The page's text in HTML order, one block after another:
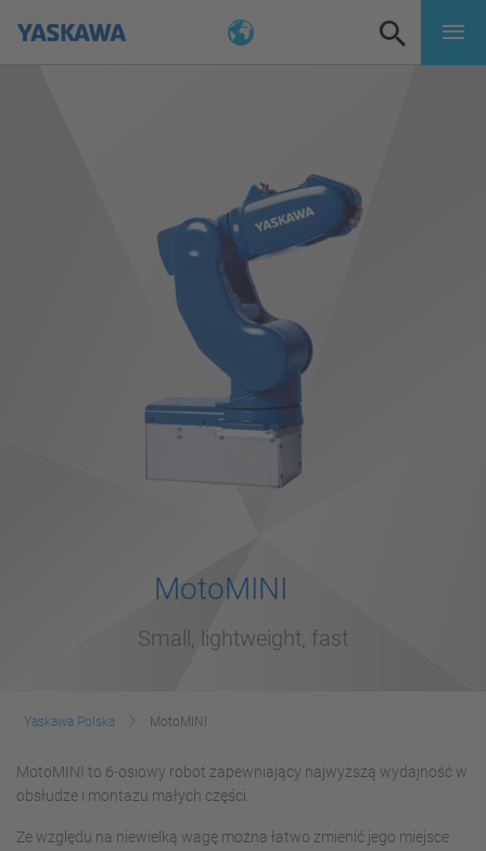
MotoMINI
Small, lightweight, fast
Yaskawa Polska MotoMINI
MotoMINI to 6-osiowy robot zapewniający najwyższą wydajność w
obsłudze i montażu małych części.
Ze względu na niewielką wagę można łatwo zmienić jego miejsce